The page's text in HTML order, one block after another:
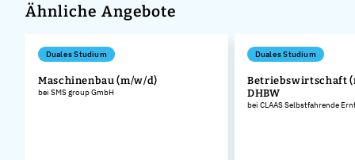
Ähnliche Angebote
Duales Studium
Maschinenbau (m/w/d)
bei SMS group GmbH
Duales Studium
Betriebswirtschaft
DHBW
bei CLAAS Selbstfahrende